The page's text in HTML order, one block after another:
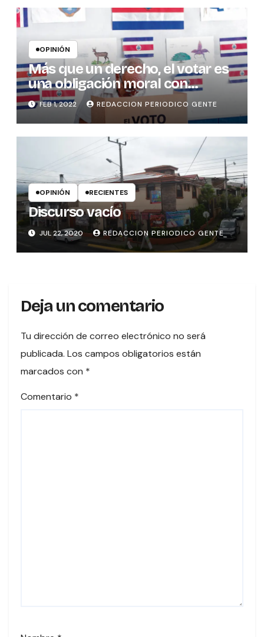
OPINIÓN
Más que un derecho, el votar es
una obligación moral con
nosotros mismos
FEB 1, 2022 REDACCION PERIODICO GENTE
OPINIÓN RECIENTES
Discurso vacío
JUL 22, 2020 REDACCION PERIODICO GENTE
Deja un comentario
Tu dirección de correo electrónico no será
publicada. Los campos obligatorios están
marcados con *
Comentario *